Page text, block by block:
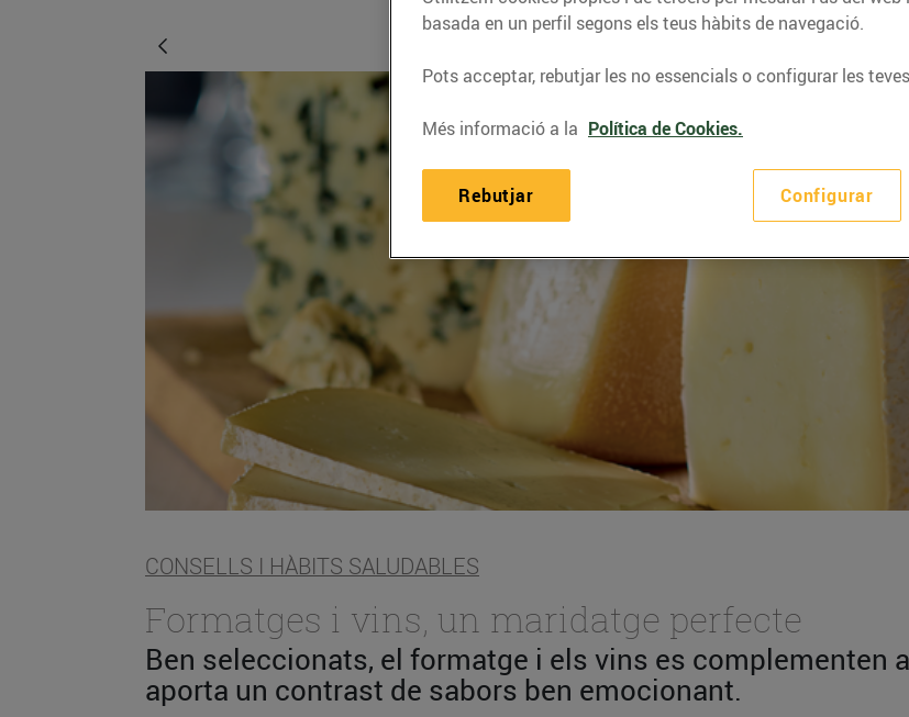
CONSELLS I HÀBITS SALUDABLES
Formatges i vins, un maridatge perfecte
Ben seleccionats, el formatge i els vins es complementen
aporta un contrast de sabors ben emocionant.
basada en un perfil segons els teus hàbits de navegació.
Pots acceptar, rebutjar les no essencials o configurar les
Més informació a la Política de Cookies.
Configurar
Rebutjar